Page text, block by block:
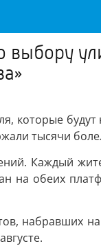
выбору
которые будут
тысячи
Каждый
на обеих
набравших